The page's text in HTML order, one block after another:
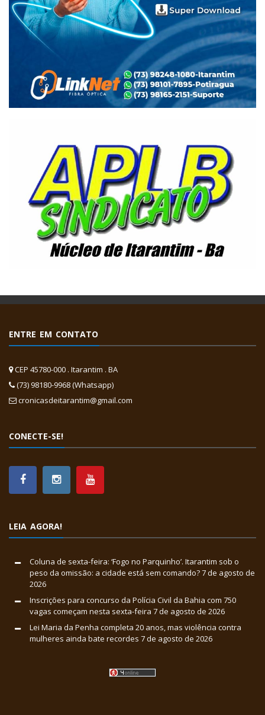
ENTRE EM CONTATO
CEP 45780-000 . Itarantim . BA
(73) 98180-9968 (Whatsapp)
cronicasdeitarantim@gmail.com
CONECTE-SE!
LEIA AGORA!
Coluna de sexta-feira: ‘Fogo no Parquinho’. Itarantim sob o
peso da omissão: a cidade está sem comando?7 de agosto de
2026
Inscrições para concurso da Polícia Civil da Bahia com 750
vagas começam nesta sexta-feira 7 de agosto de 2026
Lei Maria da Penha completa 20 anos, mas violência contra
mulheres ainda bate recordes 7 de agosto de 2026